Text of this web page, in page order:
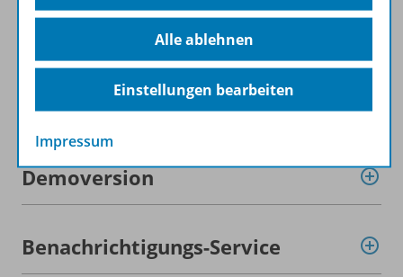
Lizenzbedingungen
Zugehörige Produkte
Demoversion
Benachrichtigungs-Service
Alle ablehnen
Einstellungen bearbeiten
Impressum